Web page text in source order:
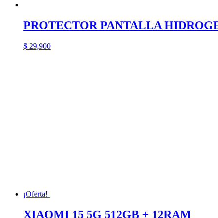
PROTECTOR PANTALLA
$ 29,900
¡Oferta!
XIAOMI 15 5G 512GB + 12RAM